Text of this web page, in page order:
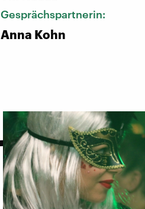
Gesprächspartnerin:
Anna Kohn